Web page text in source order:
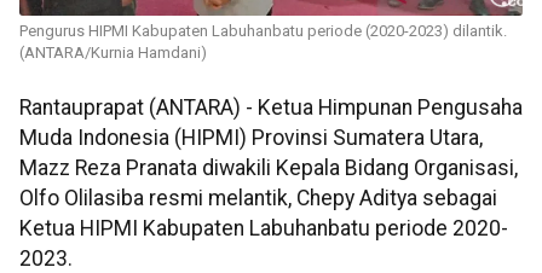
Pengurus HIPMI Kabupaten Labuhanbatu periode (2020-2023) dilantik.
(ANTARA/Kurnia Hamdani)
Rantauprapat (ANTARA) - Ketua Himpunan Pengusaha
Muda Indonesia (HIPMI) Provinsi Sumatera Utara,
Mazz Reza Pranata diwakili Kepala Bidang Organisasi,
Olfo Olilasiba resmi melantik, Chepy Aditya sebagai
Ketua HIPMI Kabupaten Labuhanbatu periode 2020-
2023.